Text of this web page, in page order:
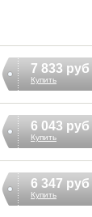
7 833 руб
Купить
6 043 руб
Купить
6 347 руб
Купить